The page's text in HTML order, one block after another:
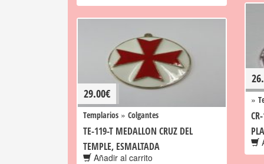
»
29.00€
Templarios » Colgantes
TE-119-T MEDALLON CRUZ DEL
TEMPLE, ESMALTADA
Añadir al carrito